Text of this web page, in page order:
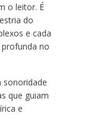
o leitor. É
do
e cada
no
sonoridade
que guiam
e